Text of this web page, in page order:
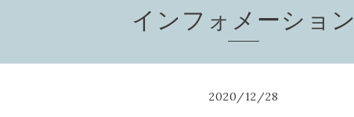
インフォメーション
2020/12/28